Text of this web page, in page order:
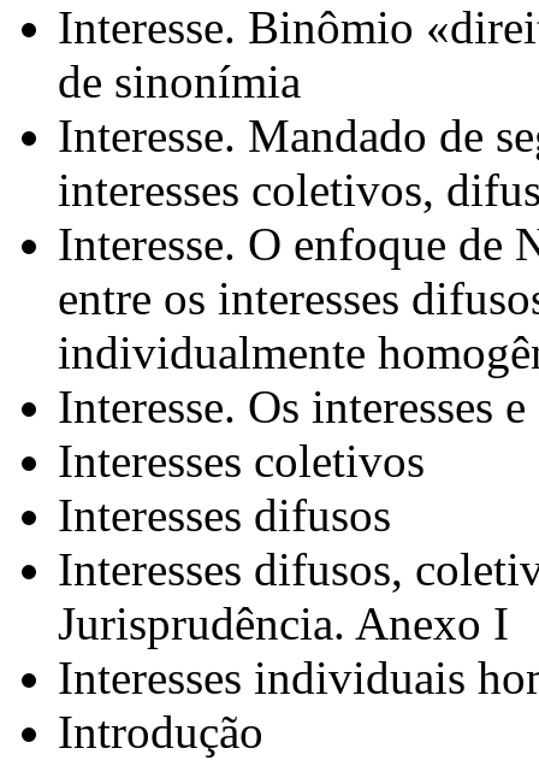
Interesse. Binômio
de sinonímia
Interesse. Mandado de
interesses coletivos,
Interesse. O enfoque de
entre os interesses
individualmente
Interesse. Os interesses e
Interesses coletivos
Interesses difusos
Interesses difusos,
Jurisprudência. Anexo I
Interesses individuais
Introdução